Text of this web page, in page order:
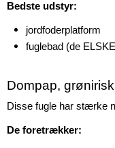
Bedste udstyr:
jordfoderplatform
fuglebad (de
Dompap,
Disse fugle har stærke
De foretrækker: